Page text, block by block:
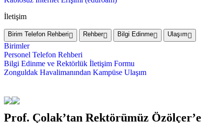
İletişim
Birim Telefon Rehberi Rehber Bilgi Edinme Ulaşım
Birimler
Personel Telefon Rehberi
Bilgi Edinme ve Rektörlük İletişim Formu
Zonguldak Havalimanından Kampüse Ulaşım
Prof. Çolak’tan Rektörümüz Özölçer’e